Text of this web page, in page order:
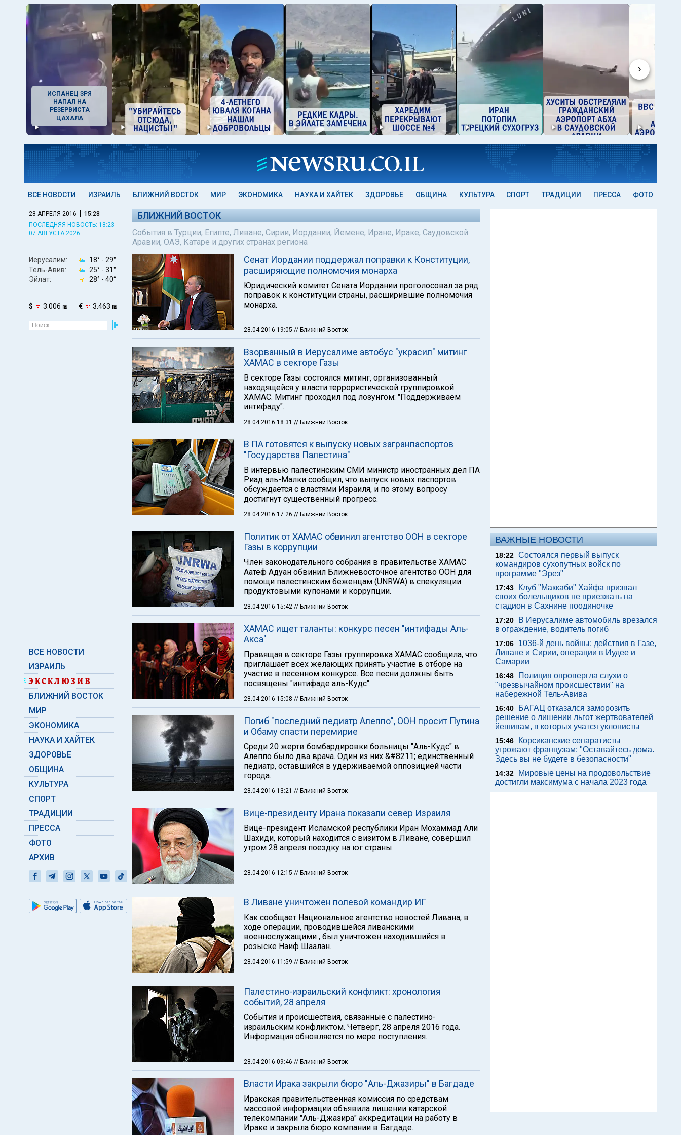
›
ИСПАНЕЦ ЗРЯ
НАПАЛ НА
РЕЗЕРВИСТА
ЦАХАЛА
ВСЕ НОВОСТИ ИЗРАИЛЬ БЛИЖНИЙ ВОСТОК МИР ЭКОНОМИКА НАУКА И ХАЙТЕК ЗДОРОВЬЕ ОБЩИНА КУЛЬТУРА СПОРТ ТРАДИЦИИ ПРЕССА ФОТО
28 АПРЕЛЯ 2016 | 15:28
ПОСЛЕДНЯЯ НОВОСТЬ: 18:23
07 АВГУСТА 2026
Иерусалим: 18° - 29°
Тель-Авив:
25° - 31°
Эйлат:
28° - 40°
$ 3.006 ₪ € 3.463 ₪
ВСЕ НОВОСТИ
ИЗРАИЛЬ
БЛИЖНИЙ ВОСТОК
МИР
ЭКОНОМИКА
НАУКА И ХАЙТЕК
ЗДОРОВЬЕ
ОБЩИНА
КУЛЬТУРА
СПОРТ
ТРАДИЦИИ
ПРЕССА
ФОТО
АРХИВ
БЛИЖНИЙ ВОСТОК
События в Турции, Египте, Ливане, Сирии, Иордании, Йемене, Иране, Ираке, Саудовской
Аравии, ОАЭ, Катаре и других странах региона
Сенат Иордании поддержал поправки к Конституции,
расширяющие полномочия монарха
Юридический комитет Сената Иордании проголосовал за ряд
поправок к конституции страны, расширившие полномочия
монарха.
28.04.2016 19:05 // Ближний Восток
Взорванный в Иерусалиме автобус "украсил" митинг
ХАМАС в секторе Газы
В секторе Газы состоялся митинг, организованный
находящейся у власти террористической группировкой
ХАМАС. Митинг проходил под лозунгом: "Поддерживаем
интифаду".
28.04.2016 18:31 // Ближний Восток
В ПА готовятся к выпуску новых загранпаспортов
"Государства Палестина"
В интервью палестинским СМИ министр иностранных дел ПА
Риад аль-Малки сообщил, что выпуск новых паспортов
обсуждается с властями Израиля, и по этому вопросу
достигнут существенный прогресс.
28.04.2016 17:26 // Ближний Восток
Политик от ХАМАС обвинил агентство ООН в секторе
Газы в коррупции
Член законодательного собрания в правительстве ХАМАС
Аатеф Адуан обвинил Ближневосточное агентство ООН для
помощи палестинским беженцам (UNRWA) в спекуляции
продуктовыми купонами и коррупции.
28.04.2016 15:42 // Ближний Восток
ХАМАС ищет таланты: конкурс песен "интифады Аль-
Акса"
Правящая в секторе Газы группировка ХАМАС сообщила, что
приглашает всех желающих принять участие в отборе на
участие в песенном конкурсе. Все песни должны быть
посвящены "интифаде аль-Кудс".
28.04.2016 15:08 // Ближний Восток
Погиб "последний педиатр Алеппо", ООН просит Путина
и Обаму спасти перемирие
Среди 20 жертв бомбардировки больницы "Аль-Кудс" в
Алеппо было два врача. Один из них &#8211; единственный
педиатр, оставшийся в удерживаемой оппозицией части
города.
28.04.2016 13:21 // Ближний Восток
Вице-президенту Ирана показали север Израиля
Вице-президент Исламской республики Иран Мохаммад Али
Шахиди, который находится с визитом в Ливане, совершил
утром 28 апреля поездку на юг страны.
28.04.2016 12:15 // Ближний Восток
В Ливане уничтожен полевой командир ИГ
Как сообщает Национальное агентство новостей Ливана, в
ходе операции, проводившейся ливанскими
военнослужащими , был уничтожен находившийся в
розыске Наиф Шаалан.
28.04.2016 11:59 // Ближний Восток
Палестино-израильский конфликт: хронология
событий, 28 апреля
События и происшествия, связанные с палестино-
израильским конфликтом. Четверг, 28 апреля 2016 года.
Информация обновляется по мере поступления.
28.04.2016 09:46 // Ближний Восток
Власти Ирака закрыли бюро "Аль-Джазиры" в Багдаде
Иракская правительственная комиссия по средствам
массовой информации объявила лишении катарской
телекомпании "Аль-Джазира" аккредитации на работу в
Ираке и закрыла бюро компании в Багдаде.
ВАЖНЫЕ НОВОСТИ
18:22 Состоялся первый выпуск
командиров сухопутных войск по
программе "Эрез"
17:43
Клуб "Маккаби" Хайфа призвал
своих болельщиков не приезжать на
стадион в Сахнине поодиночке
17:20
В Иерусалиме автомобиль врезался
в ограждение, водитель погиб
17:06
1036-й день войны: действия в Газе,
Ливане и Сирии, операции в Иудее и
Самарии
16:48
Полиция опровергла слухи о
"чрезвычайном происшествии" на
набережной Тель-Авива
16:40
БАГАЦ отказался заморозить
решение о лишении льгот жертвователей
йешивам, в которых учатся уклонисты
15:46
Корсиканские сепаратисты
угрожают французам: "Оставайтесь дома.
Здесь вы не будете в безопасности"
14:32
Мировые цены на продовольствие
достигли максимума с начала 2023 года